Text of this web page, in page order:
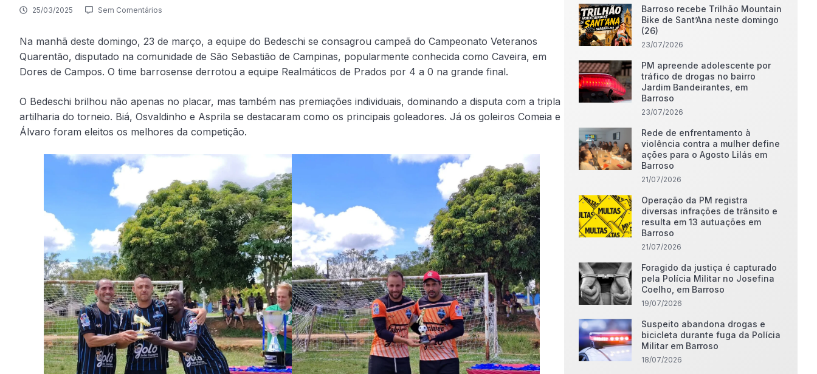
25/03/2025 Sem Comentários
Na manhã deste domingo, 23 de março, a equipe do Bedeschi se consagrou campeã do Campeonato Veteranos
Quarentão, disputado na comunidade de São Sebastião de Campinas, popularmente conhecida como Caveira, em
Dores de Campos. O time barrosense derrotou a equipe Realmáticos de Prados por 4 a 0 na grande final.
O Bedeschi brilhou não apenas no placar, mas também nas premiações individuais, dominando a disputa com a tripla
artilharia do torneio. Biá, Osvaldinho e Asprila se destacaram como os principais goleadores. Já os goleiros Comeia e
Álvaro foram eleitos os melhores da competição.
Barroso recebe Trilhão Mountain
Bike de Sant’Ana neste domingo
(26)
23/07/2026
PM apreende adolescente por
tráfico de drogas no bairro
Jardim Bandeirantes, em
Barroso
23/07/2026
Rede de enfrentamento à
violência contra a mulher define
ações para o Agosto Lilás em
Barroso
21/07/2026
Operação da PM registra
diversas infrações de trânsito e
resulta em 13 autuações em
Barroso
21/07/2026
Foragido da justiça é capturado
pela Polícia Militar no Josefina
Coelho, em Barroso
19/07/2026
Suspeito abandona drogas e
bicicleta durante fuga da Polícia
Militar em Barroso
18/07/2026